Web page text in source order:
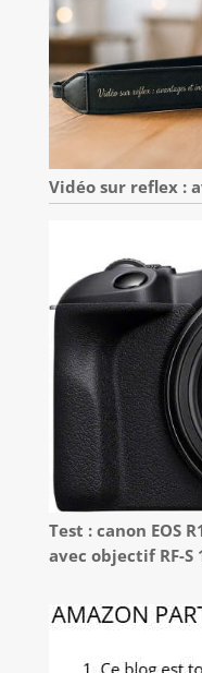
Vidéo sur reflex :
Test : canon EOS
avec objectif RF-S